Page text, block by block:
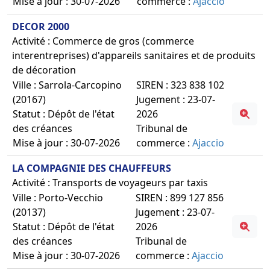
DECOR 2000
Activité : Commerce de gros (commerce
interentreprises) d'appareils sanitaires et de produits
de décoration
Ville : Sarrola-Carcopino
(20167)
Statut : Dépôt de l'état
des créances
Mise à jour : 30-07-2026
SIREN : 323 838 102
Jugement : 23-07-
2026
Tribunal de
commerce :Ajaccio
LA COMPAGNIE DES CHAUFFEURS
Activité : Transports de voyageurs par taxis
Ville : Porto-Vecchio
(20137)
Statut : Dépôt de l'état
des créances
Mise à jour : 30-07-2026
SIREN : 899 127 856
Jugement : 23-07-
2026
Tribunal de
commerce :Ajaccio